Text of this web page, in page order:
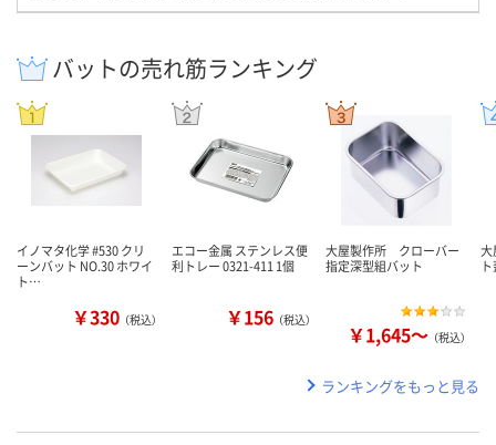
バットの売れ筋ランキング
イノマタ化学 #530 クリ
ーンバット NO.30 ホワイ
ト…
￥330 （税込）
エコー金属 ステンレス便
利トレー 0321-411 1個
￥156 （税込）
大屋製作所 クローバー
指定深型組バット
￥1,645～ （税込）
ランキングをもっと見る